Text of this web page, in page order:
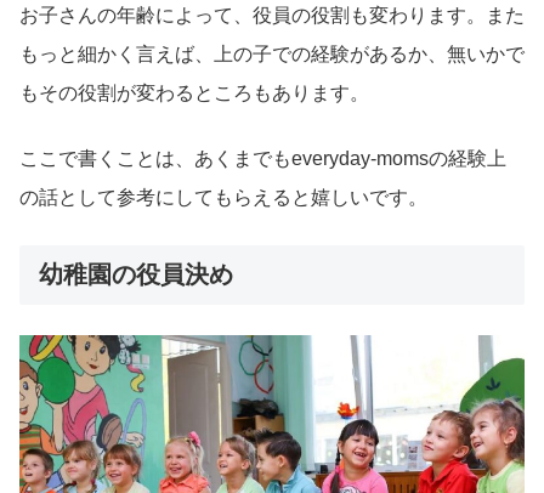
お子さんの年齢によって、役員の役割も変わります。また
もっと細かく言えば、上の子での経験があるか、無いかで
もその役割が変わるところもあります。
ここで書くことは、あくまでもeveryday-momsの経験上
の話として参考にしてもらえると嬉しいです。
幼稚園の役員決め